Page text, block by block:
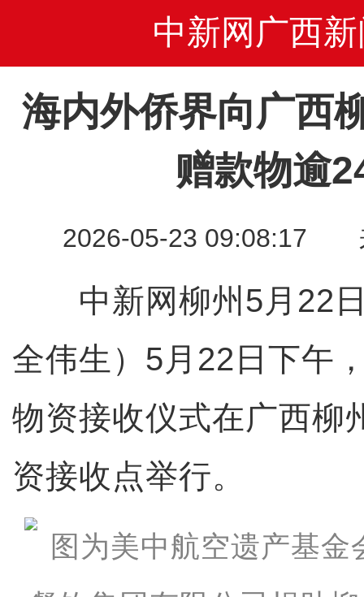
中新网广西新
海内外侨界向广西
赠款物逾
2026-05-23 09:08:17
中新网柳州5月22日
全伟生）5月22日下午
物资接收仪式在广西柳
资接收点举行。